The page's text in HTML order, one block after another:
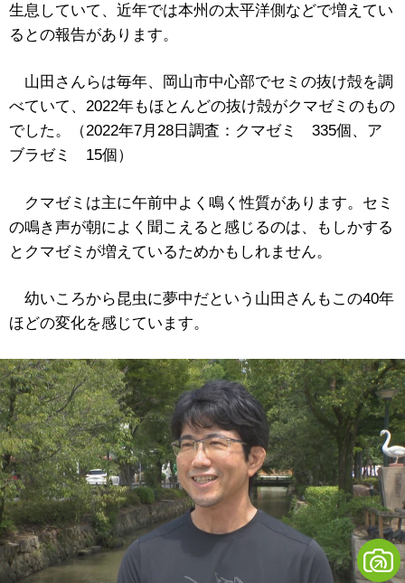
生息していて、近年では本州の太平洋側などで増えてい
るとの報告があります。
山田さんらは毎年、岡山市中心部でセミの抜け殻を調
べていて、2022年もほとんどの抜け殻がクマゼミのもの
でした。（2022年7月28日調査：クマゼミ 335個、ア
ブラゼミ 15個）
クマゼミは主に午前中よく鳴く性質があります。セミ
の鳴き声が朝によく聞こえると感じるのは、もしかする
とクマゼミが増えているためかもしれません。
幼いころから昆虫に夢中だという山田さんもこの40年
ほどの変化を感じています。